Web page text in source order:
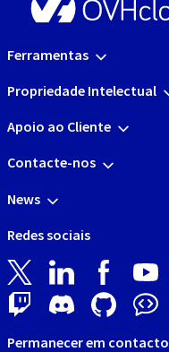
Ferramentas
Propriedade Intelectual
Apoio ao Cliente
Contacte-nos
News
Redes sociais
Permanecer em contacto